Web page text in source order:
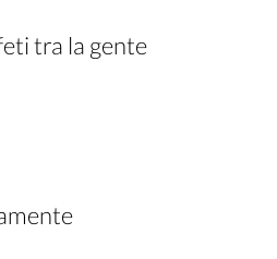
tra la gente